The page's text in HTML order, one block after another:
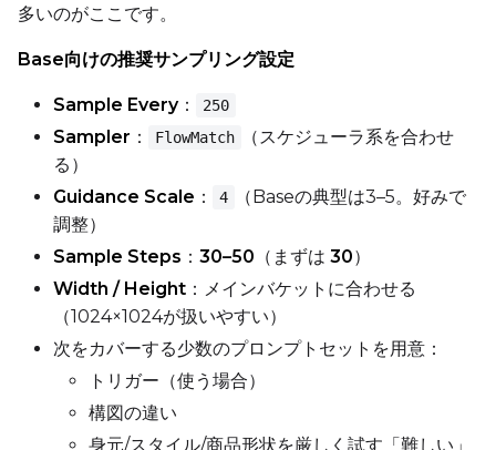
多いのがここです。
Base向けの推奨サンプリング設定
Sample Every： 250
Sampler ： FlowMatch
（スケジューラ系を合わせ
る）
Guidance Scale ： 4
（Baseの典型は3–5。好みで
調整）
Sample Steps ： 30–50 （まずは 30）
Width / Height ：メインバケットに合わせる
（1024×1024が扱いやすい）
次をカバーする少数のプロンプトセットを用意：
トリガー（使う場合）
構図の違い
身元/スタイル/商品形状を厳しく試す「難しい」